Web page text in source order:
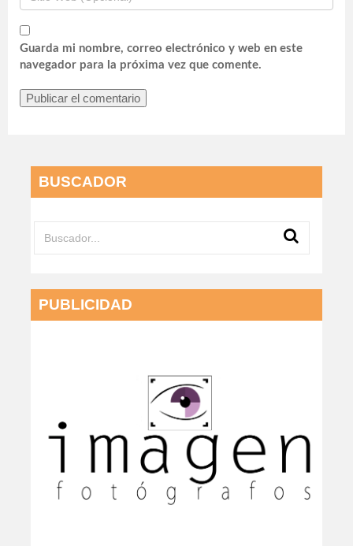
Guarda mi nombre, correo electrónico y web en este
navegador para la próxima vez que comente.
BUSCADOR
PUBLICIDAD